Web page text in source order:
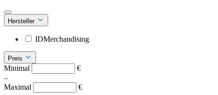
Hersteller
IDMerchandising
Preis
Minimal
€
–
Maximal
€